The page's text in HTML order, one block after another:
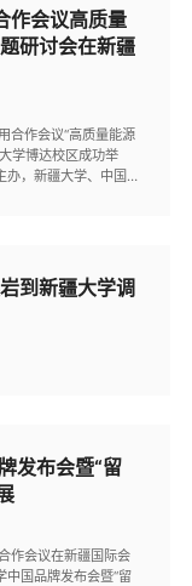
会议高质量
研讨会在新疆
合作会议“高质量能源
学博达校区成功举
办，新疆大学、中国石
到新疆大学调
发布会暨“留
作会议在新疆国际会
中国品牌发布会暨“留